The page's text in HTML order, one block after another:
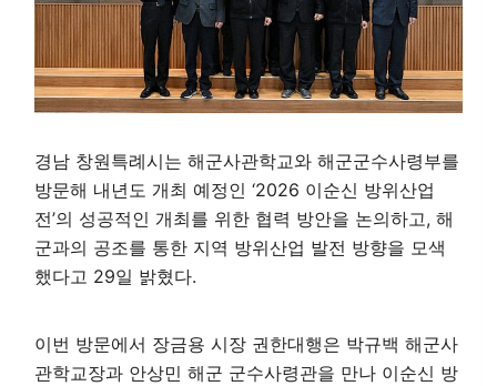
경남 창원특례시는 해군사관학교와 해군군수사령부를
방문해 내년도 개최 예정인 ‘2026 이순신 방위산업
전’의 성공적인 개최를 위한 협력 방안을 논의하고, 해
군과의 공조를 통한 지역 방위산업 발전 방향을 모색
했다고 29일 밝혔다.
이번 방문에서 장금용 시장 권한대행은 박규백 해군사
관학교장과 안상민 해군 군수사령관을 만나 이순신 방